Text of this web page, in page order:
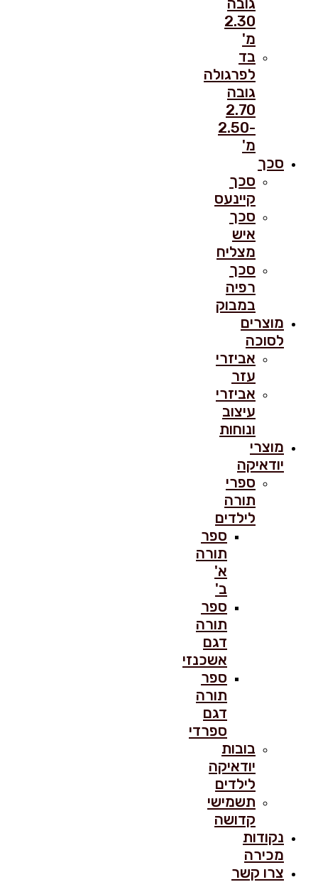
2.30
מ'
בד
לפרגולה
גובה
2.70
-2.50
מ'
סכך
סכך
קיינעס
סכך
איש
מצליח
סכך
רפיה
במבוק
מוצרים
לסוכה
אביזרי
עזר
אביזרי
עיצוב
ונוחות
מוצרי
יודאיקה
ספרי
תורה
לילדים
ספר
תורה
א'
ב'
ספר
תורה
דגם
אשכנזי
ספר
תורה
דגם
ספרדי
בובות
יודאיקה
לילדים
תשמישי
קדושה
נקודות
מכירה
צרו קשר